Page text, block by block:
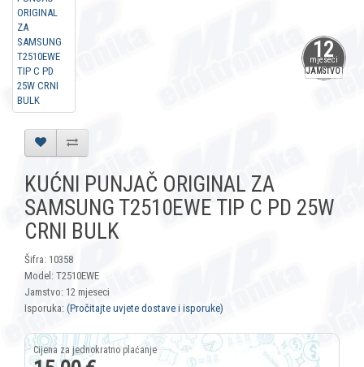
12
mjeseci
JAMSTVO
KUĆNI PUNJAČ ORIGINAL ZA
SAMSUNG T2510EWE TIP C PD 25W
CRNI BULK
Šifra: 10358
Model: T2510EWE
Jamstvo: 12 mjeseci
Isporuka: (Pročitajte uvjete dostave i isporuke)